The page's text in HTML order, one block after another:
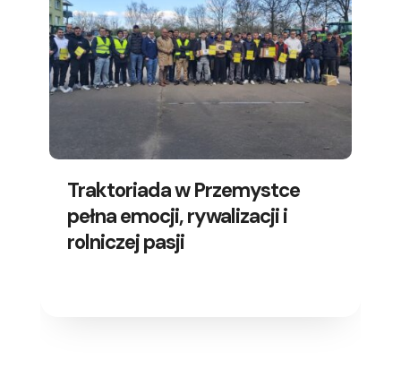
Traktoriada w Przemystce
pełna emocji, rywalizacji i
rolniczej pasji